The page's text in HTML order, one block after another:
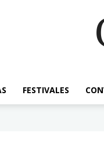
FESTIVALES